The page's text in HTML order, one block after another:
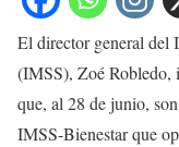
El director general del
(IMSS), Zoé Robledo,
que, al 28 de junio,
IMSS-Bienestar que